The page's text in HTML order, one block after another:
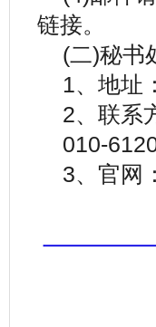
链接。
(二)秘书
1、地址
2、联系
010-
3、官网